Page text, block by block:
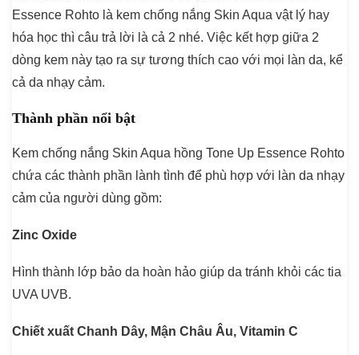
Essence Rohto là kem chống nắng Skin Aqua vật lý hay
hóa học thì câu trả lời là cả 2 nhé. Việc kết hợp giữa 2
dòng kem này tạo ra sự tương thích cao với mọi làn da, kể
cả da nhạy cảm.
Thành phần nổi bật
Kem chống nắng Skin Aqua hồng Tone Up Essence Rohto
chứa các thành phần lành tình để phù hợp với làn da nhạy
cảm của người dùng gồm:
Zinc Oxide
Hình thành lớp bảo da hoàn hảo giúp da tránh khỏi các tia
UVA UVB.
Chiết xuất Chanh Dây, Mận Châu Âu, Vitamin C